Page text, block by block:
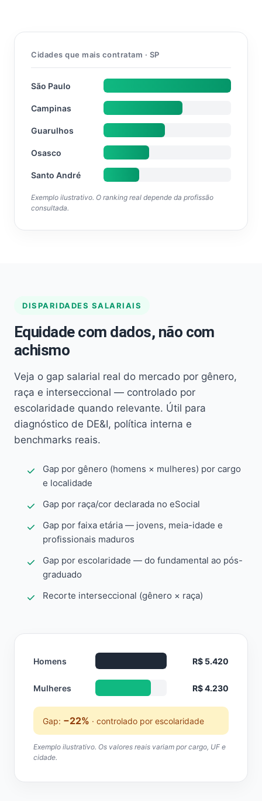
Cidades que mais contratam · SP
São Paulo
Campinas
Guarulhos
Osasco
Santo André
Exemplo ilustrativo. O ranking real depende da profissão
consultada.
DISPARIDADES SALARIAIS
Equidade com dados, não com
achismo
Veja o gap salarial real do mercado por gênero,
raça e interseccional — controlado por
escolaridade quando relevante. Útil para
diagnóstico de DE&I, política interna e
benchmarks reais.
Gap por gênero (homens × mulheres) por cargo
e localidade
Gap por raça/cor declarada no eSocial
Gap por faixa etária — jovens, meia-idade e
profissionais maduros
Gap por escolaridade — do fundamental ao pós-
graduado
Recorte interseccional (gênero × raça)
Homens R$ 5.420
Mulheres R$ 4.230
Gap: −22% · controlado por escolaridade
Exemplo ilustrativo. Os valores reais variam por cargo, UF e
cidade.